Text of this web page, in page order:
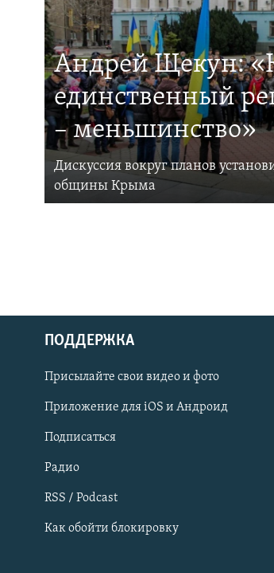
Українською
Qırımtatar
ПРИСОЕДИНЯЙТЕСЬ!
Андрей Щекун:
единственный
– меньшинство»
Дискуссия вокруг планов
общины Крыма
ПОДДЕРЖКА
Присылайте свои видео и фото
Приложение для iOS и Андроид
Подписаться
Радио
RSS / Podcast
Как обойти блокировку